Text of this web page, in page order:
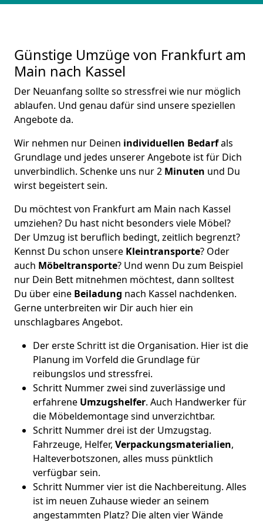
Günstige Umzüge von Frankfurt am
Main nach Kassel
Der Neuanfang sollte so stressfrei wie nur möglich
ablaufen. Und genau dafür sind unsere speziellen
Angebote da.
Wir nehmen nur Deinen individuellen Bedarfals
Grundlage und jedes unserer Angebote ist für Dich
unverbindlich. Schenke uns nur 2 Minuten und Du
wirst begeistert sein.
Du möchtest von Frankfurt am Main nach Kassel
umziehen? Du hast nicht besonders viele Möbel?
Der Umzug ist beruflich bedingt, zeitlich begrenzt?
Kennst Du schon unsere Kleintransporte? Oder
auch Möbeltransporte? Und wenn Du zum Beispiel
nur Dein Bett mitnehmen möchtest, dann solltest
Du über eine Beiladung nach Kassel nachdenken.
Gerne unterbreiten wir Dir auch hier ein
unschlagbares Angebot.
Der erste Schritt ist die Organisation. Hier ist die
Planung im Vorfeld die Grundlage für
reibungslos und stressfrei.
Schritt Nummer zwei sind zuverlässige und
erfahrene Umzugshelfer. Auch Handwerker für
die Möbeldemontage sind unverzichtbar.
Schritt Nummer drei ist der Umzugstag.
Fahrzeuge, Helfer, Verpackungsmaterialien,
Halteverbotszonen, alles muss pünktlich
verfügbar sein.
Schritt Nummer vier ist die Nachbereitung. Alles
ist im neuen Zuhause wieder an seinem
angestammten Platz? Die alten vier Wände